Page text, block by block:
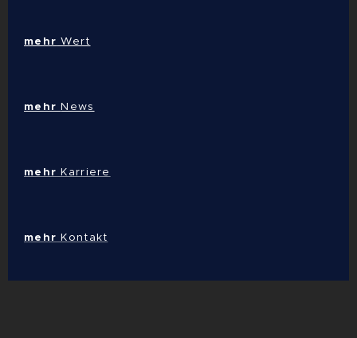
mehr Wert
mehrNews
mehr Karriere
mehr Kontakt